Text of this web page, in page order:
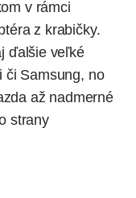
v rámci
z krabičky.
ďalšie veľké
či Samsung, no
až nadmerné
strany